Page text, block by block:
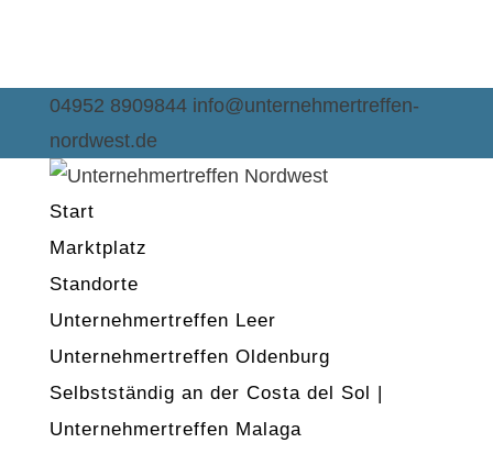
04952 8909844 info@unternehmertreffen-
nordwest.de
Start
Marktplatz
Standorte
Unternehmertreffen Leer
Unternehmertreffen Oldenburg
Selbstständig an der Costa del Sol |
Unternehmertreffen Malaga